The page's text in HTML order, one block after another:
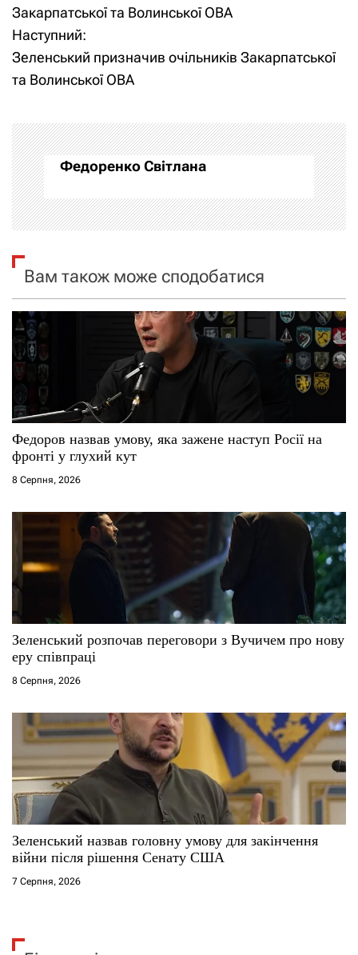
а
в
і
а
ц
і
а
п
и
с
і
в
Закарпатської та Волинської ОВА
Наступний:
Зеленський призначив очільників Закарпатської
та Волинської ОВА
Федоренко Світлана
Вам також може сподобатися
Федоров назвав умову, яка зажене наступ Росії на
фронті у глухий кут
8 Серпня, 2026
Зеленський розпочав переговори з Вучичем про нову
еру співпраці
8 Серпня, 2026
Зеленський назвав головну умову для закінчення
війни після рішення Сенату США
7 Серпня, 2026